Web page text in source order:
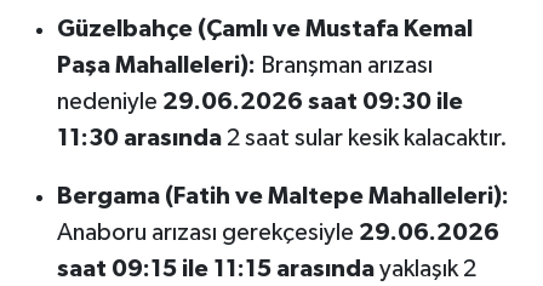
Güzelbahçe (Çamlı ve Mustafa Kemal
Paşa Mahalleleri): Branşman arızası
nedeniyle 29.06.2026 saat 09:30 ile
11:30 arasında2 saat sular kesik kalacaktır.
Bergama (Fatih ve Maltepe Mahalleleri):
Anaboru arızası gerekçesiyle 29.06.2026
saat 09:15 ile 11:15 arasındayaklaşık 2